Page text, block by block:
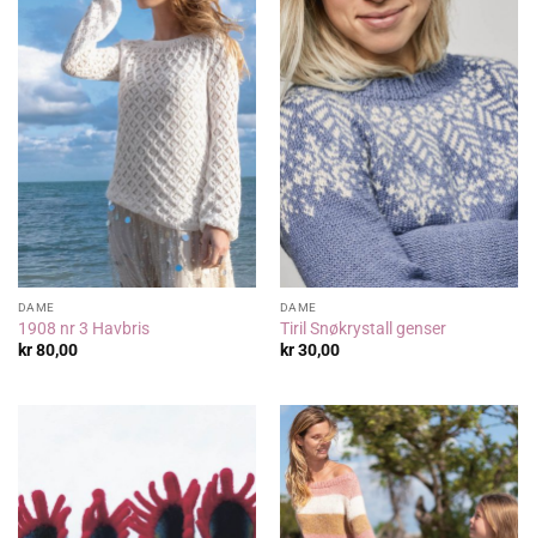
DAME
1908 nr 3 Havbris
kr80,00
DAME
Tiril Snøkrystall genser
kr30,00